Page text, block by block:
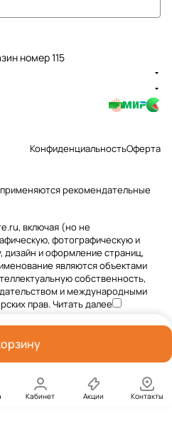
Кабинет Акции Контакты
номер 115
КонфиденциальностьОферта
рекомендательные
включая (но не
фотографическую и
и оформление страниц,
являются объектами
собственность,
и международными
прав.Читать далее